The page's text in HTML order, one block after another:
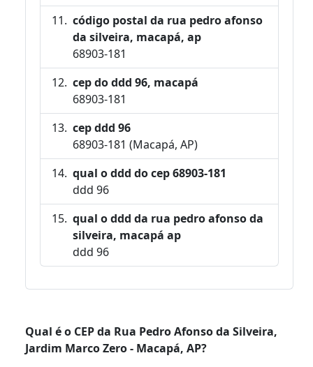
código postal da rua pedro afonso
da silveira, macapá, ap
68903-181
cep do ddd 96, macapá
68903-181
cep ddd 96
68903-181 (Macapá, AP)
qual o ddd do cep 68903-181
ddd 96
qual o ddd da rua pedro afonso da
silveira, macapá ap
ddd 96
Qual é o CEP da Rua Pedro Afonso da Silveira,
Jardim Marco Zero - Macapá, AP?